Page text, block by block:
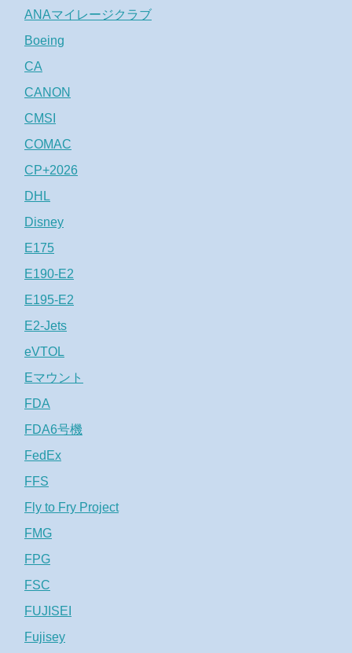
ANAマイレージクラブ
Boeing
CA
CANON
CMSI
COMAC
CP+2026
DHL
Disney
E175
E190-E2
E195-E2
E2-Jets
eVTOL
Eマウント
FDA
FDA6号機
FedEx
FFS
Fly to Fry Project
FMG
FPG
FSC
FUJISEI
Fujisey